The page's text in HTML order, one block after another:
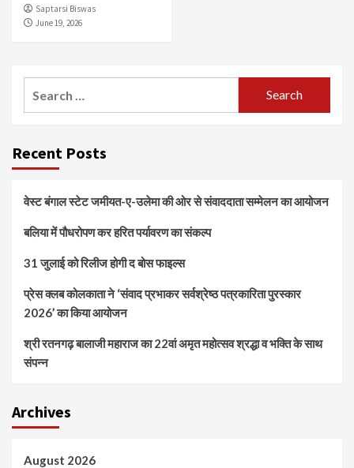
Saptarsi Biswas
June 19, 2026
Recent Posts
वेस्ट बंगाल स्टेट जमीयत-ए-उलेमा की ओर से संवाददाता सम्मेलन का आयोजन
बलिया में पौधरोपण कर हरित पर्यावरण का संकल्प
31 जुलाई को रिलीज होगी द बोस फाइल्स
प्रेस क्लब कोलकाता ने ‘संवाद प्रभाकर सर्वश्रेष्ठ पत्रकारिता पुरस्कार
2026’ का किया आयोजन
श्री रतनगढ़ बालाजी महाराज का 22वां अमृत महोत्सव श्रद्धा व भक्ति के साथ
संपन्न
Archives
August 2026